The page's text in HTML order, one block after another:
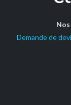
Demande de